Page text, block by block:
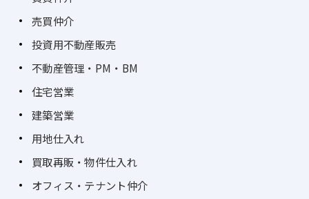
売買仲介
投資用不動産販売
不動産管理・PM・BM
住宅営業
建築営業
用地仕入れ
買取再販・物件仕入れ
オフィス・テナント仲介